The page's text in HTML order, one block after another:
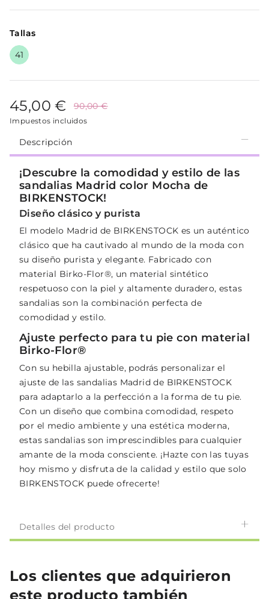
Tallas
41
45,00 € 90,00 €
Impuestos incluidos
Descripción
¡Descubre la comodidad y estilo de las
sandalias Madrid color Mocha de
BIRKENSTOCK!
Diseño clásico y purista
El modelo Madrid de BIRKENSTOCK es un auténtico
clásico que ha cautivado al mundo de la moda con
su diseño purista y elegante. Fabricado con
material Birko-Flor®, un material sintético
respetuoso con la piel y altamente duradero, estas
sandalias son la combinación perfecta de
comodidad y estilo.
Ajuste perfecto para tu pie con material
Birko-Flor®
Con su hebilla ajustable, podrás personalizar el
ajuste de las sandalias Madrid de BIRKENSTOCK
para adaptarlo a la perfección a la forma de tu pie.
Con un diseño que combina comodidad, respeto
por el medio ambiente y una estética moderna,
estas sandalias son imprescindibles para cualquier
amante de la moda consciente. ¡Hazte con las tuyas
hoy mismo y disfruta de la calidad y estilo que solo
BIRKENSTOCK puede ofrecerte!
Detalles del producto
Los clientes que adquirieron
este producto también